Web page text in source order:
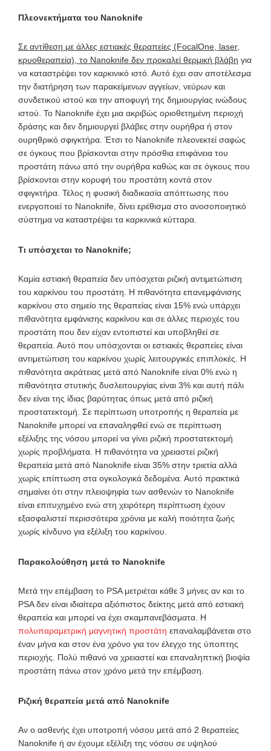
Πλεονεκτήματα του Nanoknife
Σε αντίθεση με άλλες εστιακές θεραπείες (FocalOne, laser,
κρυοθεραπεία), το Nanoknife δεν προκαλεί θερμική βλάβη για
να καταστρέψει τον καρκινικό ιστό. Αυτό έχει σαν αποτέλεσμα
την διατήρηση των παρακείμενων αγγείων, νεύρων και
συνδετικού ιστού και την αποφυγή της δημιουργίας ινώδους
ιστού. Το Nanoknife έχει μια ακριβώς οριοθετημένη περιοχή
δράσης και δεν δημιουργεί βλάβες στην ουρήθρα ή στον
ουρηθρικό σφιγκτήρα. Έτσι το Nanoknife πλεονεκτεί σαφώς
σε όγκους που βρίσκονται στην πρόσθια επιφάνεια του
προστάτη πάνω από την ουρήθρα καθώς και σε όγκους που
βρίσκονται στην κορυφή του προστάτη κοντά στον
σφιγκτήρα. Τέλος η φυσική διαδικασία απόπτωσης που
ενεργοποιεί το Nanoknife, δίνει ερέθισμα στο ανοσοποιητικό
σύστημα να καταστρέψει τα καρκινικά κύτταρα.
Τι υπόσχεται το Nanoknife;
Καμία εστιακή θεραπεία δεν υπόσχεται ριζική αντιμετώπιση
του καρκίνου του προστάτη. Η πιθανότητα επανεμφάνισης
καρκίνου στο σημείο της θεραπείας είναι 15% ενώ υπάρχει
πιθανότητα εμφάνισης καρκίνου και σε άλλες περιοχές του
προστάτη που δεν είχαν εντοπιστεί και υποβληθεί σε
θεραπεία. Αυτό που υπόσχονται οι εστιακές θεραπείες είναι
αντιμετώπιση του καρκίνου χωρίς λειτουργικές επιπλοκές. Η
πιθανότητα ακράτειας μετά από Nanoknife είναι 0% ενώ η
πιθανότητα στυτικής δυσλειτουργίας είναι 3% και αυτή πάλι
δεν είναι της ίδιας βαρύτητας όπως μετά από ριζική
προστατεκτομή. Σε περίπτωση υποτροπής η θεραπεία με
Nanoknife μπορεί να επαναληφθεί ενώ σε περίπτωση
εξέλιξης της νόσου μπορεί να γίνει ριζική προστατεκτομή
χωρίς προβλήματα. Η πιθανότητα να χρειαστεί ριζική
θεραπεία μετά από Nanoknife είναι 35% στην τριετία αλλά
χωρίς επίπτωση στα ογκολογικά δεδομένα. Αυτό πρακτικά
σημαίνει ότι στην πλειοψηφία των ασθενών το Nanoknife
είναι επιτυχημένο ενώ στη χειρότερη περίπτωση έχουν
εξασφαλιστεί περισσότερα χρόνια με καλή ποιότητα ζωής
χωρίς κίνδυνο για εξέλιξη του καρκίνου.
Παρακολούθηση μετά το Nanoknife
Μετά την επέμβαση το PSA μετριέται κάθε 3 μήνες αν και το
PSA δεν είναι ιδιαίτερα αξιόπιστος δείκτης μετά από εστιακή
θεραπεία και μπορεί να έχει σκαμπανεβάσματα. Η
πολυπαραμετρική μαγνητική προστάτη επαναλαμβάνεται στο
έναν μήνα και στον ένα χρόνο για τον έλεγχο της ύποπτης
περιοχής. Πολύ πιθανό να χρειαστεί και επαναληπτική βιοψία
προστάτη πάνω στον χρόνο μετά την επέμβαση.
Ριζική θεραπεία μετά από Nanoknife
Αν ο ασθενής έχει υποτροπή νόσου μετά από 2 θεραπείες
Nanoknife ή αν έχουμε εξέλιξη της νόσου σε υψηλού